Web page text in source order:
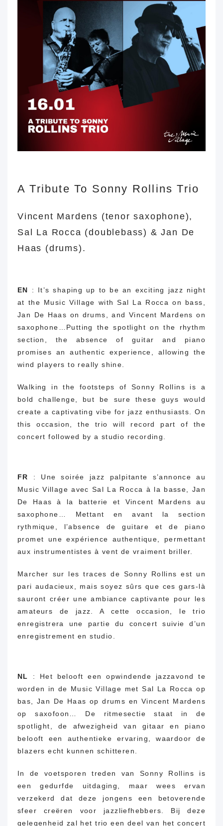
A Tribute To Sonny Rollins Trio
Vincent Mardens (tenor saxophone),
Sal La Rocca (doublebass) & Jan De
Haas (drums).
EN
: It’s shaping up to be an exciting jazz night
at the Music Village with Sal La Rocca on bass,
Jan De Haas on drums, and Vincent Mardens on
saxophone…Putting the spotlight on the rhythm
section, the absence of guitar and piano
promises an authentic experience, allowing the
wind players to really shine.
Walking in the footsteps of Sonny Rollins is a
bold challenge, but be sure these guys would
create a captivating vibe for jazz enthusiasts. On
this occasion, the trio will record part of the
concert followed by a studio recording.
FR : Une soirée jazz palpitante s’annonce au
Music Village avec Sal La Rocca à la basse, Jan
De Haas à la batterie et Vincent Mardens au
saxophone… Mettant en avant la section
rythmique, l’absence de guitare et de piano
promet une expérience authentique, permettant
aux instrumentistes à vent de vraiment briller.
Marcher sur les traces de Sonny Rollins est un
pari audacieux, mais soyez sûrs que ces gars-là
sauront créer une ambiance captivante pour les
amateurs de jazz.
A cette occasion, le trio
enregistrera une partie du concert suivie d’un
enregistrement en studio.
NL : Het belooft een opwindende jazzavond te
worden in de Music Village met Sal La Rocca op
bas, Jan De Haas op drums en Vincent Mardens
op saxofoon… De ritmesectie staat in de
spotlight, de afwezigheid van gitaar en piano
belooft een authentieke ervaring, waardoor de
blazers echt kunnen schitteren.
In de voetsporen treden van Sonny Rollins is
een gedurfde uitdaging, maar wees ervan
verzekerd dat deze jongens een betoverende
sfeer creëren voor jazzliefhebbers.
Bij deze
gelegenheid zal het trio een deel van het concert